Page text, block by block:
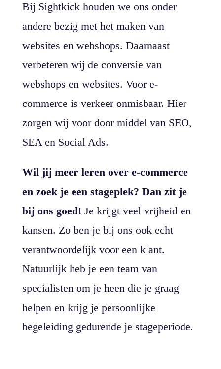
Bij Sightkick houden we ons onder
andere bezig met het maken van
websites en webshops. Daarnaast
verbeteren wij de conversie van
webshops en websites. Voor e-
commerce is verkeer onmisbaar. Hier
zorgen wij voor door middel van SEO,
SEA en Social Ads.
Wil jij meer leren over e-commerce
en zoek je een stageplek? Dan zit je
bij ons goed! Je krijgt veel vrijheid en
kansen. Zo ben je bij ons ook echt
verantwoordelijk voor een klant.
Natuurlijk heb je een team van
specialisten om je heen die je graag
helpen en krijg je persoonlijke
begeleiding gedurende je stageperiode.